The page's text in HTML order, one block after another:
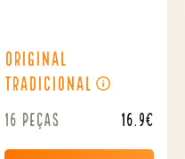
Original
Tradicional
16 peças 16.9€